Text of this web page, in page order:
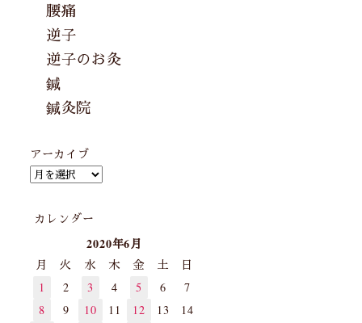
腰痛
逆子
逆子のお灸
鍼
鍼灸院
アーカイブ
カレンダー
2020年6月
月 火 水 木 金 土
日
1
2 3 4 5 6
7
8
9 10 11 12 13
14